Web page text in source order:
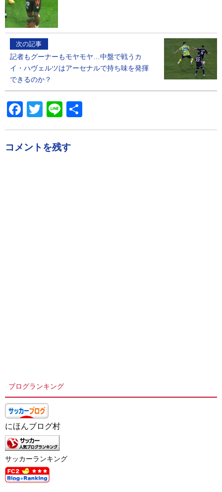
次の記事
記者もグーナーもモヤモヤ…中盤で戦うカ
イ・ハヴェルツはアーセナルで持ち味を発揮
できるのか？
Facebook
Twitter
Line
有
コメントを残す
ブログランキング
にほんブログ村
サッカーランキング